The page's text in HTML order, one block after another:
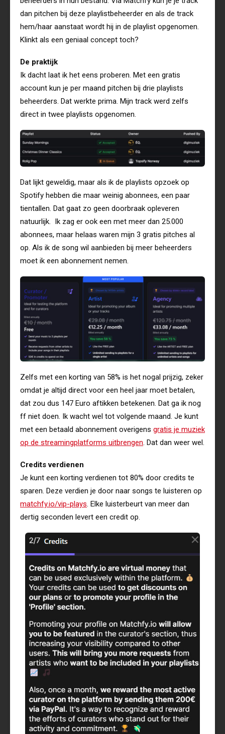
dan pitchen bij deze playlistbeheerder en als de track
hem/haar aanstaat wordt hij in de playlist opgenomen.
Klinkt als een geniaal concept toch?
De praktijk
Ik dacht laat ik het eens proberen. Met een gratis
account kun je per maand pitchen bij drie playlists
beheerders. Dat werkte prima. Mijn track werd zelfs
direct in twee playlists opgenomen.
Dat lijkt geweldig, maar als ik de playlists opzoek op
Spotify hebben die maar weinig abonnees, een paar
tientallen. Dat gaat zo geen doorbraak opleveren
natuurlijk. Ik zag er ook een met meer dan 25.000
abonnees, maar helaas waren mijn 3 gratis pitches al
op. Als ik de song wil aanbieden bij meer beheerders
moet ik een abonnement nemen.
Zelfs met een korting van 58% is het nogal prijzig, zeker
omdat je altijd direct voor een heel jaar moet betalen,
dat zou dus 147 Euro aftikken betekenen. Dat ga ik nog
ff niet doen. Ik wacht wel tot volgende maand. Je kunt
met een betaald abonnement overigens gratis je muziek
op de streamingplatforms uitbrengen. Dat dan weer wel.
Credits verdienen
Je kunt een korting verdienen tot 80% door credits te
sparen. Deze verdien je door naar songs te luisteren op
matchfy.io/vip-plays. Elke luisterbeurt van meer dan
dertig seconden levert een credit op.